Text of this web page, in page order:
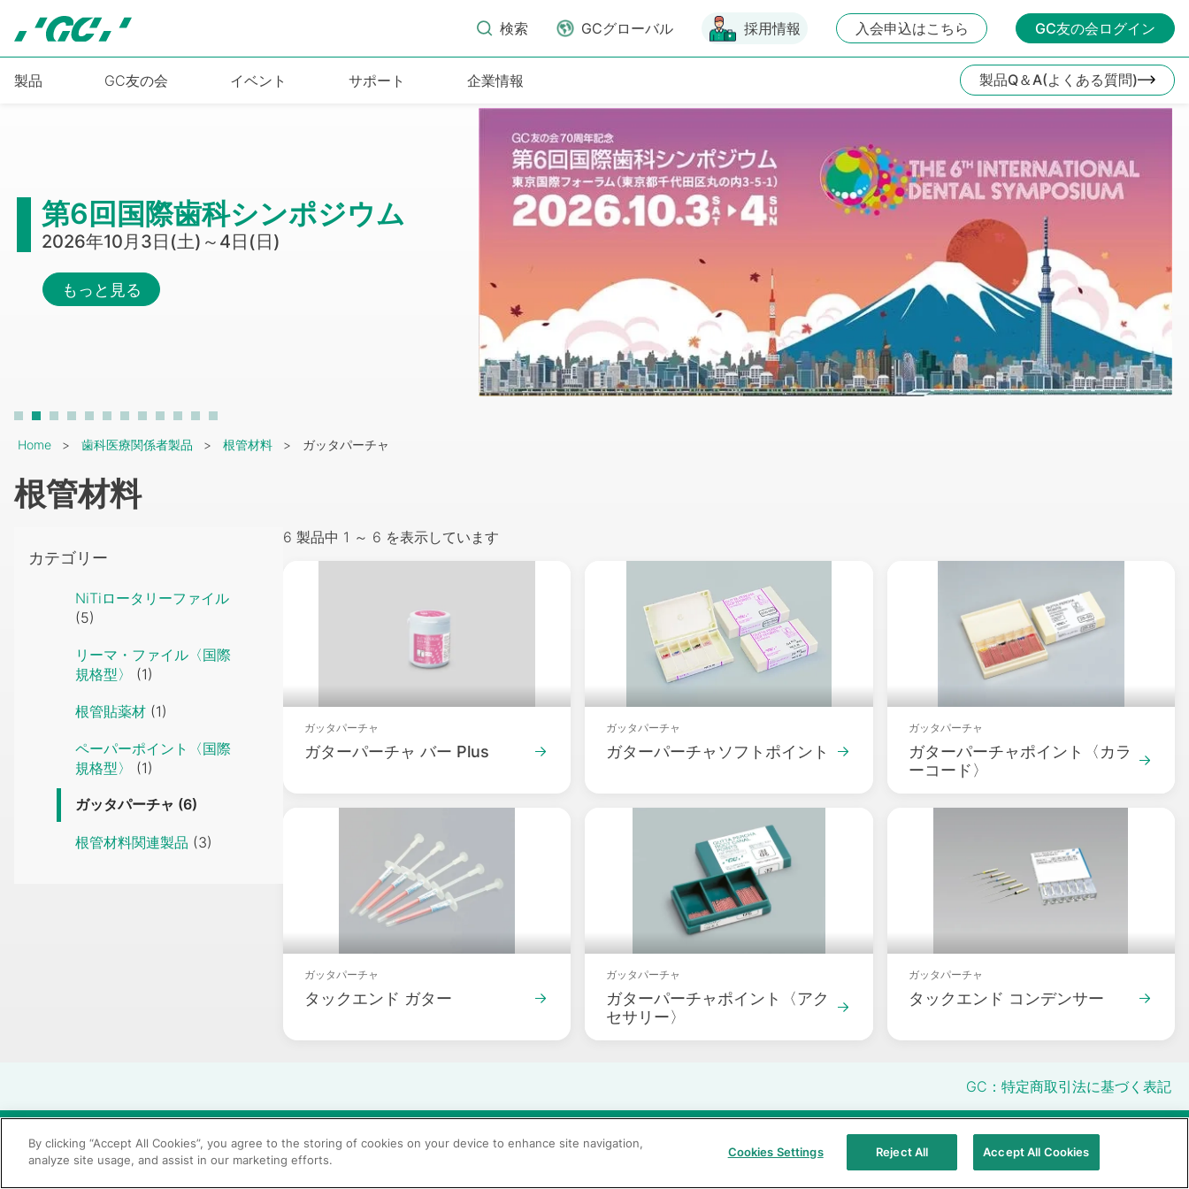
検索 GCグローバル 採用情報 入会申込はこちら GC友の会ログイン
製品 GC友の会 イベント サポート 企業情報 製品Q＆A(よくある質問)
第6回国際歯科シンポジウム
2026年10月3日(土)～4日(日)
もっと見る
Breadcrumb
Home 歯科医療関係者製品 根管材料 ガッタパーチャ
根管材料
カテゴリー
NiTiロータリーファイル
(5)
リーマ・ファイル〈国際
規格型〉
(1)
根管貼薬材 (1)
ペーパーポイント〈国際
規格型〉
(1)
ガッタパーチャ (6)
根管材料関連製品 (3)
6 製品中 1 ～ 6 を表示しています
ガッタパーチャ
ガターパーチャ バー Plus
ガッタパーチャ
ガターパーチャソフトポイント
ガッタパーチャ
ガターパーチャポイント〈カラ
ーコード〉
ガッタパーチャ
タックエンド ガター
ガッタパーチャ
ガターパーチャポイント〈アク
セサリー〉
ガッタパーチャ
タックエンド コンデンサー
GC：特定商取引法に基づく表記
© 2026 GC Corp. 無断転載禁止 お問い合わせ 当サイトの利用条件 個人情報保護方針 透明性に関する指針
クアラルンプール原則対応方針
By clicking “Accept All Cookies”, you agree to the storing of cookies on your device to enhance site navigation,
analyze site usage, and assist in our marketing efforts.
Cookies Settings Reject All Accept All Cookies